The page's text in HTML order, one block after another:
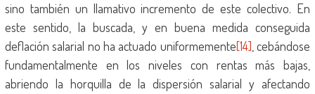
sino también un llamativo incremento de este colectivo. En
este sentido, la buscada, y en buena medida conseguida
deflación salarial no ha actuado uniformemente[14] , cebándose
fundamentalmente en los niveles con rentas más bajas,
abriendo la horquilla de la dispersión salarial y afectando